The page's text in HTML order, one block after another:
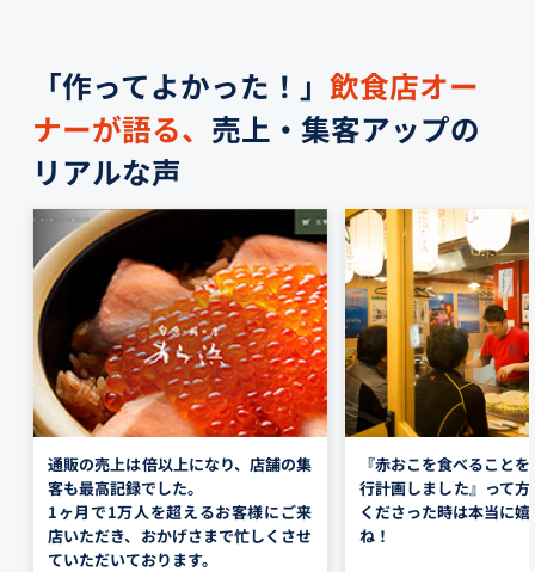
「作ってよかった！」 飲食店オー
ナーが語る、 売上・集客アップの
リアルな声
通販の売上は倍以上になり、店舗の集
客も最高記録でした。
1ヶ月で1万人を超えるお客様にご来
店いただき、おかげさまで忙しくさせ
ていただいております。
『赤おこを食べること
行計画しました』って
くださった時は本当に
ね！